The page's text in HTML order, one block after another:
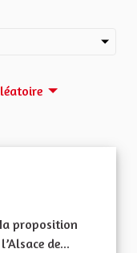
proposition
de...